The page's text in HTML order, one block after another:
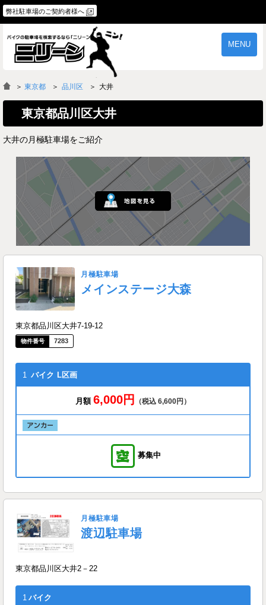
弊社駐車場のご契約者様へ
MENU
物件一覧
よくあるご質問
＞ 東京都 品川区 大井
東京都品川区大井
大井の月極駐車場をご紹介
月極駐車場
メインステージ大森
東京都品川区大井7-19-12
7283
1 バイク L区画
月額 6,000円 （税込 6,600円）
募集中
月極駐車場
渡辺駐車場
東京都品川区大井2－22
1 バイク